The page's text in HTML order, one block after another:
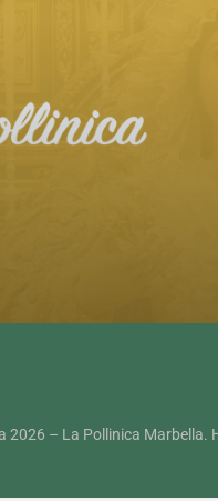
2026 – La Pollinica Marbella.